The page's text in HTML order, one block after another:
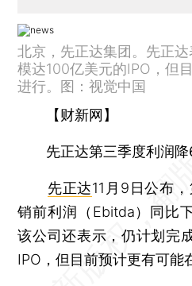
北京，先正达集团。先正
模达100亿美元的IPO，但
进行。图：视觉中国
【财新网】
先正达第三季度利润
先正达11月9日公布
销前利润（Ebitda）同比
该公司还表示，仍计划完
IPO，但目前预计更有可能